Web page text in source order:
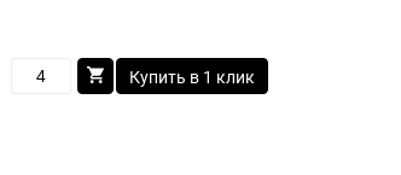
Купить в 1 клик